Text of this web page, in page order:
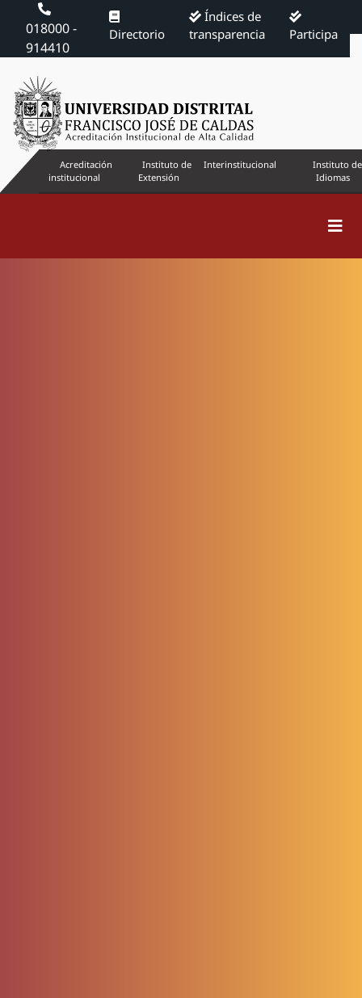
018000 -
914410
Directorio
Índices de
transparencia
Participa
Acreditación
institucional
Instituto de
Extensión
Interinstitucional
Instituto de
Idiomas